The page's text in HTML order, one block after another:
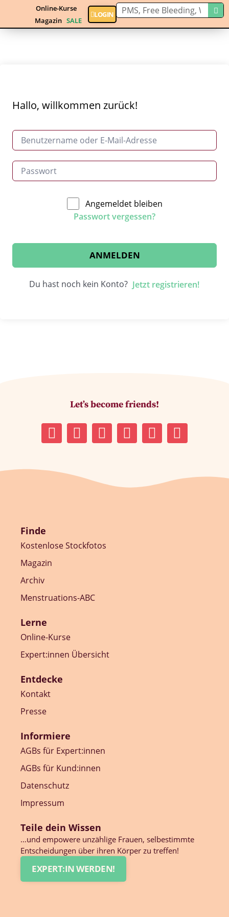
Online-Kurse
Magazin SALE
LOGIN
Hallo, willkommen zurück!
Angemeldet bleiben
Passwort vergessen?
ANMELDEN
Du hast noch kein Konto? Jetzt registrieren!
Let’s become friends!
Finde
Kostenlose Stockfotos
Magazin
Archiv
Menstruations-ABC
Lerne
Online-Kurse
Expert:innen Übersicht
Entdecke
Kontakt
Presse
Informiere
AGBs für Expert:innen
AGBs für Kund:innen
Datenschutz
Impressum
Teile dein Wissen
…und empowere unzählige Frauen, selbestimmte
Entscheidungen über ihren Körper zu treffen!
EXPERT:IN WERDEN!